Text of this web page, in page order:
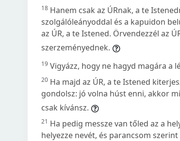
18 Hanem csak az ÚRnak, a te
szolgálóleányoddal és a kapuidon
az ÚR, a te Istened. Örvendezzél az
szerzeményednek.
19 Vigyázz, hogy ne hagyd magára a
20 Ha majd az ÚR, a te Istened
gondolsz: jó volna húst enni, akkor
csak kívánsz.
21 Ha pedig messze van tőled az a
helyezze nevét, és parancsom